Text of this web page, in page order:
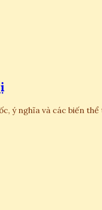
ý nghĩa và các biến